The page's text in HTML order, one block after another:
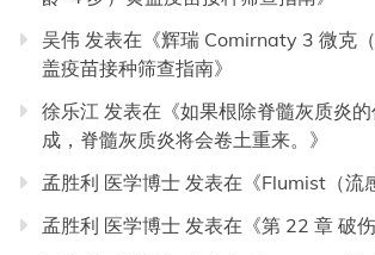
吴伟 发表在《辉瑞 Comirnaty 3 微克
盖疫苗接种筛查指南》
徐乐江 发表在《如果根除脊髓灰质炎
成，脊髓灰质炎将会卷土重来。 》
孟胜利 医学博士 发表在《Flumist（流
孟胜利 医学博士 发表在《第 22 章 破